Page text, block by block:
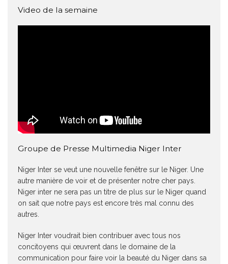
Video de la semaine
Groupe de Presse Multimedia Niger Inter
Niger Inter se veut une nouvelle fenêtre sur le Niger. Une
autre manière de voir et de présenter notre cher pays.
Niger inter ne sera pas un titre de plus sur le Niger quand
on sait que notre pays est encore très mal connu des
autres.
Niger Inter voudrait bien contribuer avec tous nos
concitoyens qui œuvrent dans le domaine de la
communication pour faire voir la beauté du Niger dans sa